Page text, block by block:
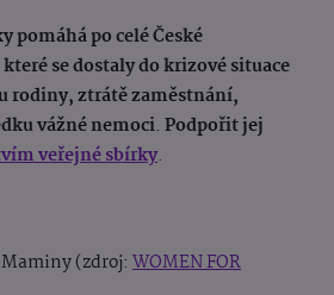
pomáhápo celé České
se dostaly do krizové situace
rodiny, ztrátě zaměstnání,
vážné nemoci. Podpořit jej
veřejné sbírky.
(zdroj: WOMEN FOR